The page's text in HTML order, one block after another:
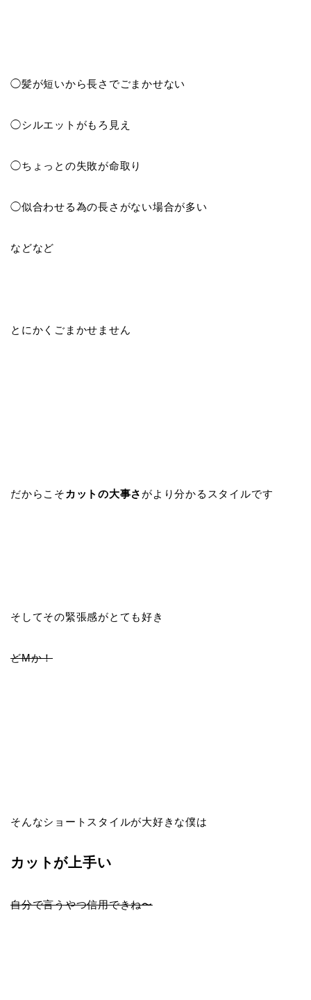
◯髪が短いから長さでごまかせない
◯シルエットがもろ見え
◯ちょっとの失敗が命取り
◯似合わせる為の長さがない場合が多い
などなど
とにかくごまかせません
だからこそ カットの大事さ がより分かるスタイルです
そしてその緊張感がとても好き
どMか！
そんなショートスタイルが大好きな僕は
カットが上手い
自分で言うやつ信用できね〜